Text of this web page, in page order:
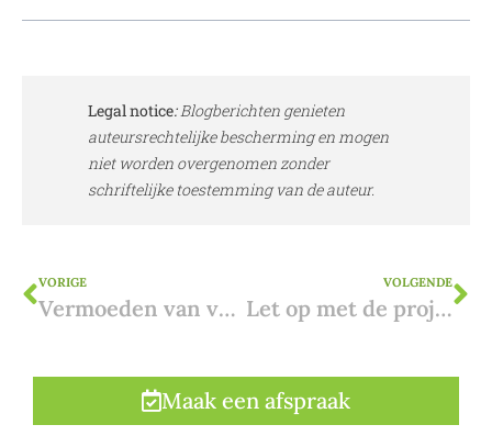
Legal notice:Blogberichten genieten
auteursrechtelijke bescherming en mogen
niet worden overgenomen zonder
schriftelijke toestemming van de auteur.
VORIGE
Vermoeden van vergunning uitgelegd
VOLGENDE
Let op met de project-mer-screening bij een vergunningsaanvraag
Maak een afspraak